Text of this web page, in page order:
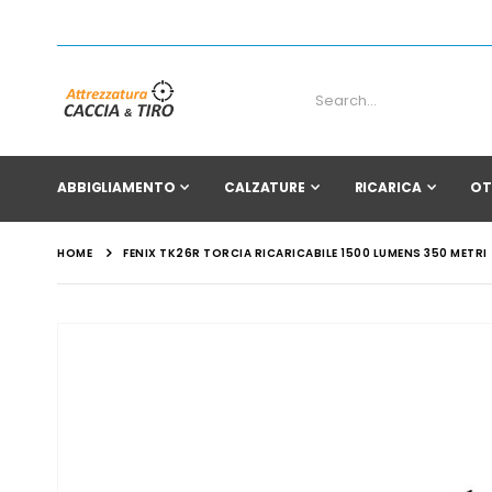
ABBIGLIAMENTO CALZATURE RICARICA
HOME FENIX TK26R TORCIA RICARICABILE 1500 LUMENS 350 METRI